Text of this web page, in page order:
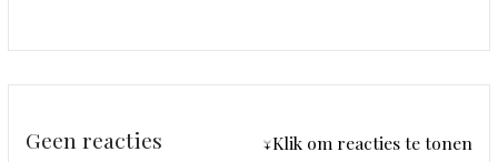
Geen reacties ↓Klik om reacties te tonen